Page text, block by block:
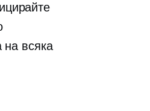
на всяка